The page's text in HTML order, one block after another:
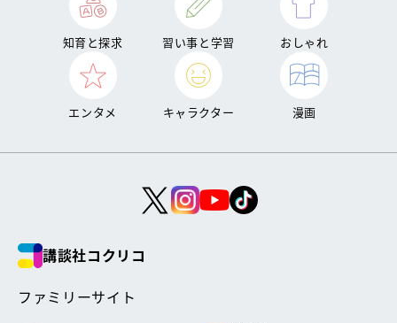
知育と探求 習い事と学習 おしゃれ
エンタメ キャラクター 漫画
講談社コクリコ
ファミリーサイト